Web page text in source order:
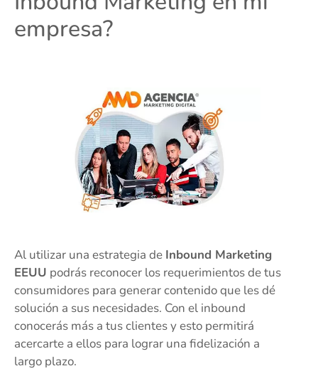
empresa?
Al utilizar una estrategia de Inbound Marketing
EEUU podrás reconocer los requerimientos de tus
consumidores para generar contenido que les dé
solución a sus necesidades. Con el inbound
conocerás más a tus clientes y esto permitirá
acercarte a ellos para lograr una fidelización a
largo plazo.